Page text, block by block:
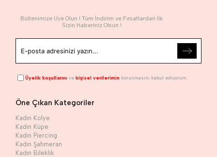
Bültenimize Üye Olun ! Tüm İndirim ve Fırsatlardan İlk
Sizin Haberiniz Olsun !
Üyelik koşullarını vekişisel verilerimin korunmasını kabul ediyorum.
Öne Çıkan Kategoriler
Kadın Kolye
Kadın Küpe
Kadın Piercing
Kadın Şahmeran
Kadın Bileklik